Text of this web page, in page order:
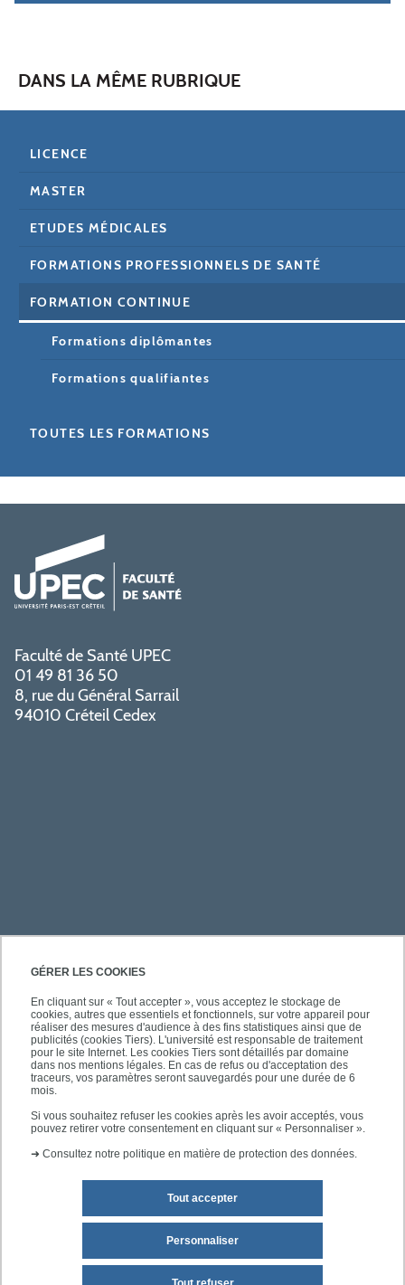
GÉRER LES COOKIES
En cliquant sur « Tout accepter », vous acceptez le stockage de
cookies, autres que essentiels et fonctionnels, sur votre appareil pour
réaliser des mesures d'audience à des fins statistiques ainsi que de
publicités (cookies Tiers). L'université est responsable de traitement
pour le site Internet. Les cookies Tiers sont détaillés par domaine
dans nos mentions légales. En cas de refus ou d'acceptation des
traceurs, vos paramètres seront sauvegardés pour une durée de 6
mois.
Si vous souhaitez refuser les cookies après les avoir acceptés, vous
pouvez retirer votre consentement en cliquant sur « Personnaliser ».
➜ Consultez notre politique en matière de protection des données.
Tout accepter
Personnaliser
DANS LA MÊME RUBRIQUE
LICENCE
MASTER
ETUDES MÉDICALES
FORMATIONS PROFESSIONNELS DE SANTÉ
FORMATION CONTINUE
Formations diplômantes
Formations qualifiantes
TOUTES LES FORMATIONS
Faculté de Santé UPEC
01 49 81 36 50
8, rue du Général Sarrail
94010 Créteil Cedex
PRATIQUE
ACCÈS RAPIDES
SUIVEZ-NOUS
Mentions légales Plan du site